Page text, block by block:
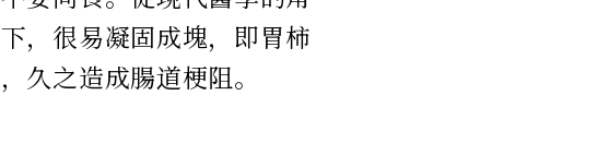
，很易凝固成塊，即胃柿
久之造成腸道梗阻。